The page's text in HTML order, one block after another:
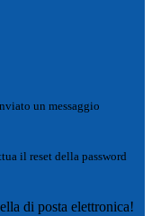
un messaggio
il reset della password
di posta elettronica!